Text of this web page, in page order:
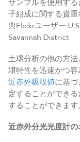
サンプルを使用す
子組成に関する貴
典Flickrユーザー
Savannah District
土壌分析の他の方
壌特性を迅速かつ容
近赤外吸収値に基づ
定することができ
することができます。
近赤外分光光度計